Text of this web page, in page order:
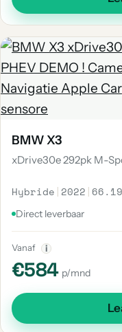
BMW X3
xDrive30e 292pk M-
Hybride | 2022 |
Direct leverbaar
Vanaf i
€584 p/mnd